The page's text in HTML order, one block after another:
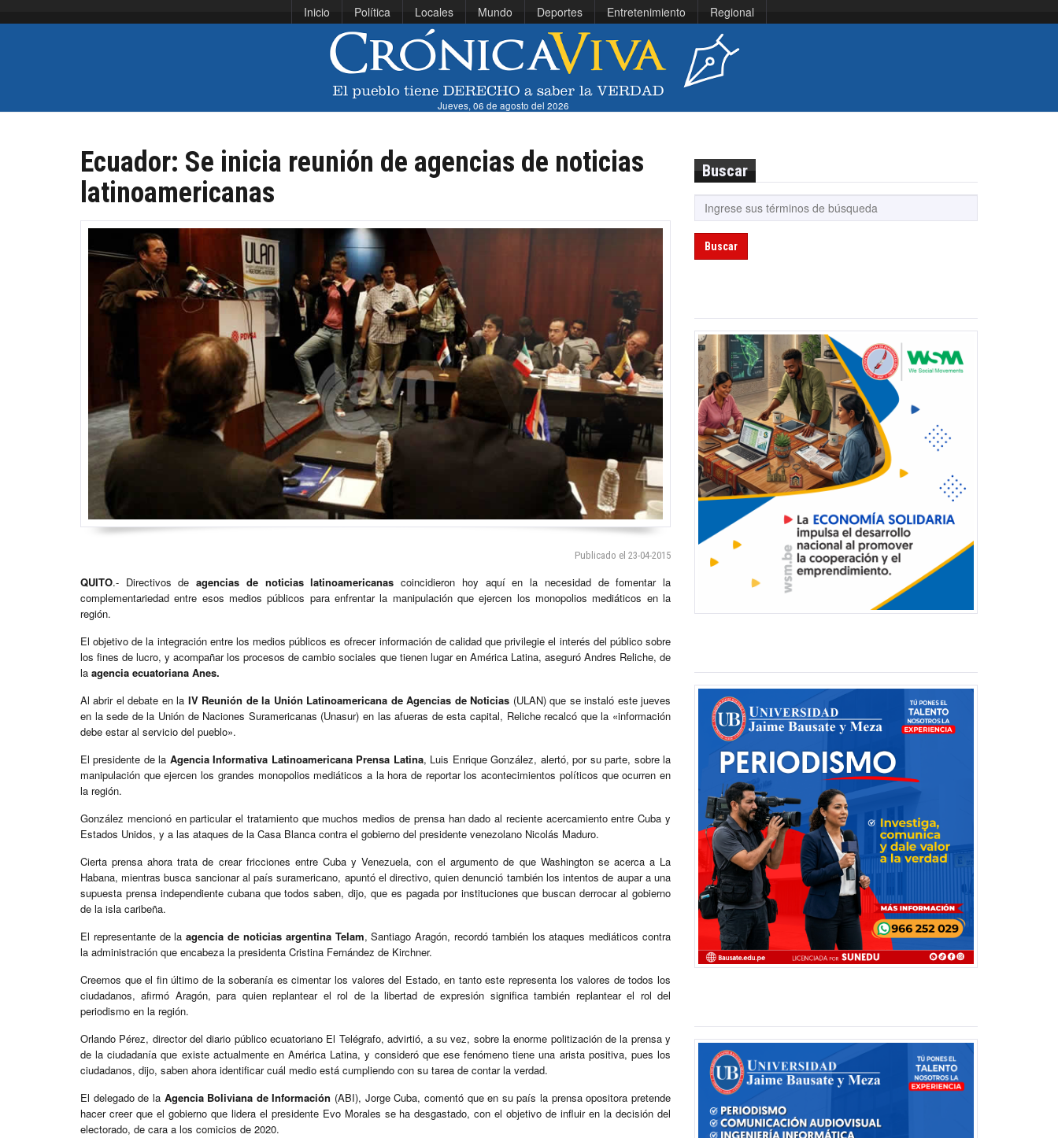
Inicio Política Locales Mundo Deportes Entretenimiento Regional
Jueves, 06 de agosto del 2026
Ecuador: Se inicia reunión de agencias de noticias
latinoamericanas
Publicado el 23-04-2015
QUITO.- Directivos deagencias de noticias latinoamericanas coincidieron hoy aquí en la necesidad de fomentar la
complementariedad entre esos medios públicos para enfrentar la manipulación que ejercen los monopolios mediáticos en la
región.
El objetivo de la integración entre los medios públicos es ofrecer información de calidad que privilegie el interés del público sobre
los fines de lucro, y acompañar los procesos de cambio sociales que tienen lugar en América Latina, aseguró Andres Reliche, de
la agencia ecuatoriana Anes.
Al abrir el debate en la IV Reunión de la Unión Latinoamericana de Agencias de Noticias (ULAN) que se instaló este jueves
en la sede de la Unión de Naciones Suramericanas (Unasur) en las afueras de esta capital, Reliche recalcó que la «información
debe estar al servicio del pueblo».
El presidente de la Agencia Informativa Latinoamericana Prensa Latina, Luis Enrique González, alertó, por su parte, sobre la
manipulación que ejercen los grandes monopolios mediáticos a la hora de reportar los acontecimientos políticos que ocurren en
la región.
González mencionó en particular el tratamiento que muchos medios de prensa han dado al reciente acercamiento entre Cuba y
Estados Unidos, y a las ataques de la Casa Blanca contra el gobierno del presidente venezolano Nicolás Maduro.
Cierta prensa ahora trata de crear fricciones entre Cuba y Venezuela, con el argumento de que Washington se acerca a La
Habana, mientras busca sancionar al país suramericano, apuntó el directivo, quien denunció también los intentos de aupar a una
supuesta prensa independiente cubana que todos saben, dijo, que es pagada por instituciones que buscan derrocar al gobierno
de la isla caribeña.
El representante de laagencia de noticias argentina Telam, Santiago Aragón, recordó también los ataques mediáticos contra
la administración que encabeza la presidenta Cristina Fernández de Kirchner.
Creemos que el fin último de la soberanía es cimentar los valores del Estado, en tanto este representa los valores de todos los
ciudadanos, afirmó Aragón, para quien replantear el rol de la libertad de expresión significa también replantear el rol del
periodismo en la región.
Orlando Pérez, director del diario público ecuatoriano El Telégrafo, advirtió, a su vez, sobre la enorme politización de la prensa y
de la ciudadanía que existe actualmente en América Latina, y consideró que ese fenómeno tiene una arista positiva, pues los
ciudadanos, dijo, saben ahora identificar cuál medio está cumpliendo con su tarea de contar la verdad.
El delegado de la Agencia Boliviana de Información (ABI), Jorge Cuba, comentó que en su país la prensa opositora pretende
hacer creer que el gobierno que lidera el presidente Evo Morales se ha desgastado, con el objetivo de influir en la decisión del
electorado, de cara a los comicios de 2020.
Buscar
Buscar